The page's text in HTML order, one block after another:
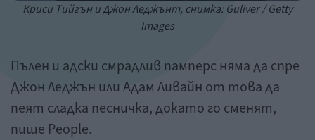
Криси Тийгън и Джон Леджънт, снимка: Guliver / Getty
Images
Пълен и адски смрадлив памперс няма да спре
Джон Леджън или Адам Ливайн от това да
пеят сладка песничка, докато го сменят,
пише People.